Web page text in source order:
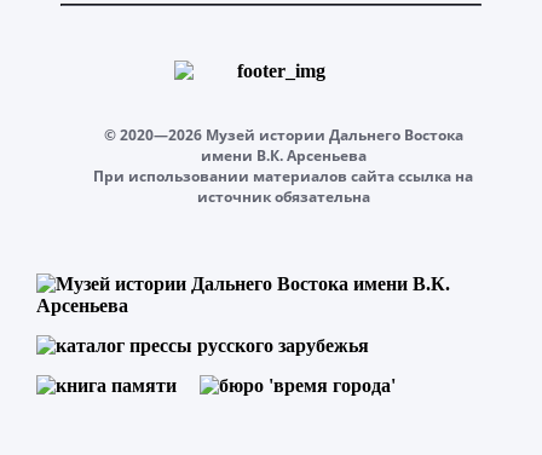
© 2020—2026 Музей истории Дальнего Востока
имени В.К. Арсеньева
При использовании материалов сайта ссылка на
источник обязательна